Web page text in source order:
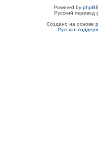
Powered by
Русский
Создано на основе
Русская